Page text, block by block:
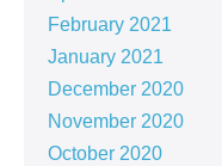
February 2021
January 2021
December 2020
November 2020
October 2020